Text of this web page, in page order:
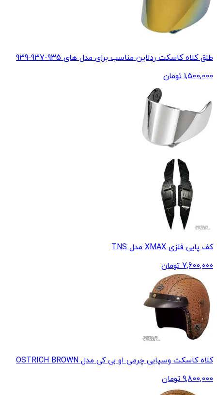
طلق کلاه کاسکت ردلاین مناسب برای مدل های 935-937-939
1,500,000 تومان
کف پایی فلزی XMAX مدل TNS
7,600,000 تومان
کلاه کاسکت وسپایی چرمی او بی کی مدل OSTRICH BROWN
9,800,000 تومان